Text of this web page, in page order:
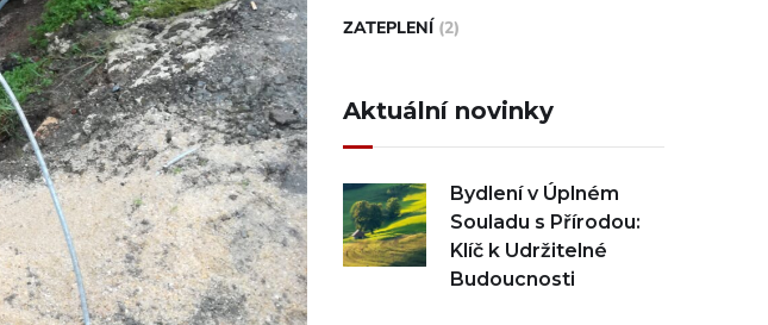
ZATEPLENÍ (2)
Aktuální novinky
Bydlení v Úplném
Souladu s Přírodou:
Klíč k Udržitelné
Budoucnosti